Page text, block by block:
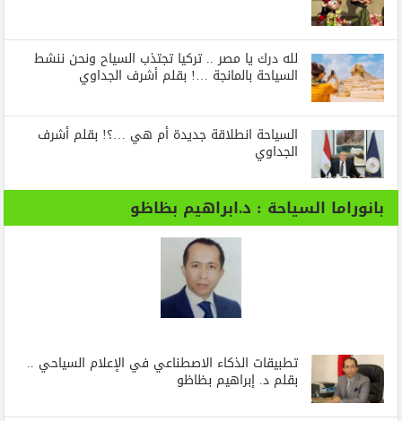
لله درك يا مصر .. تركيا تجتذب السياح ونحن ننشط
السياحة بالمانجة …! بقلم أشرف الجداوي
السياحة انطلاقة جديدة أم هي …؟! بقلم أشرف
الجداوي
بانوراما السياحة : د.ابراهيم بظاظو
تطبيقات الذكاء الاصطناعي في الإعلام السياحي ..
بقلم د. إبراهيم بظاظو